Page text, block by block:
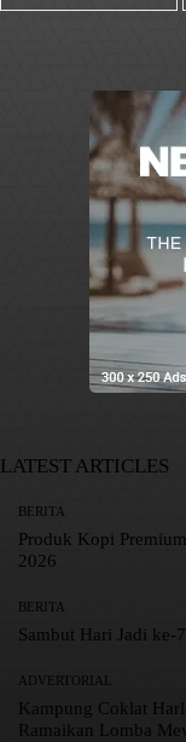
LATEST ARTICLES
BERITA
Produk Kopi
2026
BERITA
Sambut Hari Jadi ke-
ADVERTORIAL
Kampung Coklat
Ramaikan Lomba